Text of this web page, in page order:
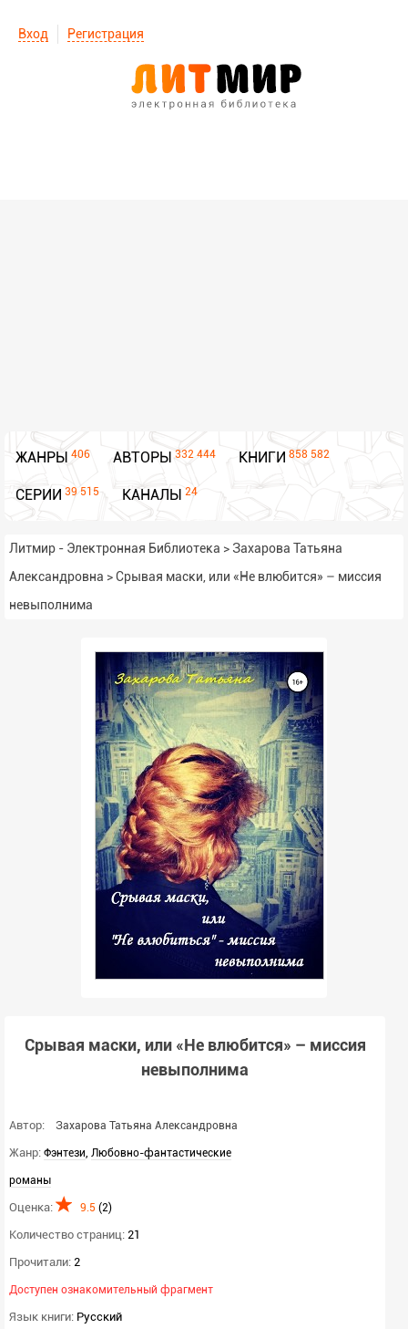
Вход Регистрация
ЖАНРЫ 406 АВТОРЫ 332 444 КНИГИ 858 582
СЕРИИ 39 515 КАНАЛЫ 24
Литмир - Электронная Библиотека > Захарова Татьяна
Александровна >Срывая маски, или «Не влюбится» – миссия
невыполнима
Срывая маски, или «Не влюбится» – миссия
невыполнима
Автор: Захарова Татьяна Александровна
Жанр: Фэнтези, Любовно-фантастические
романы
Оценка: 9.5 (2)
Количество страниц: 21
Прочитали: 2
Доступен ознакомительный фрагмент
Язык книги: Русский